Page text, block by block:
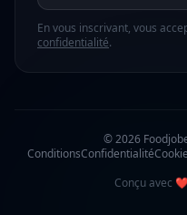
En vous inscrivant, vous
confidentialité.
© 2026
ConditionsConfidentialité
Conçu avec ❤